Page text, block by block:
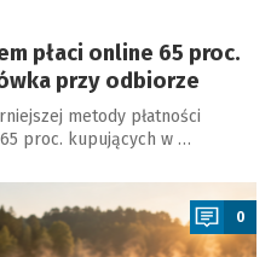
płaci online 65 proc.
przy odbiorze
metody płatności
proc. kupujących w …
0